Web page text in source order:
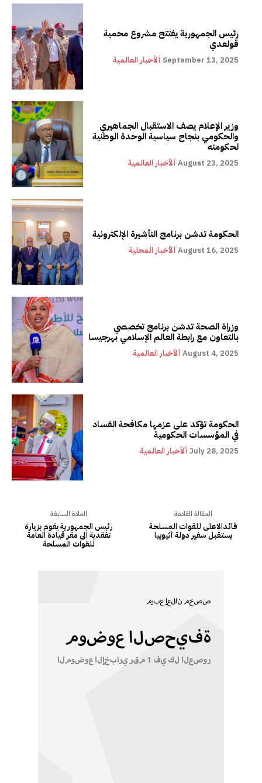
رئيس الجمهورية يفتتح مشروع محمية
قولعدي
ألأخبار العالمية September 13, 2025
وزير الإعلام يصف الاستقبال الجماهيري
والحكومي بنجاح سياسية الوحدة الوطنية
لحكومته
ألأخبار العالمية August 23, 2025
الحكومة تدشن برنامج التأشيرة الإلكترونية
ألأخبار المحلية August 16, 2025
وزراة الصحة تدشن برنامج تخصصي
بالتعاون مع رابطة العالم الإسلامي بهرجيسا
ألأخبار العالمية August 4, 2025
الحكومة تؤكد على عزمها مكافحة الفساد
في المؤسسات الحكومية
ألأخبار العالمية July 28, 2025
المادة السابقة
رئيس الجمهورية يقوم بزيارة
تفقدية الى مقر قيادة العامة
للقوات المسلحة
المقالة القادمة
قائدالاعلى للقوات المسلحة
يستقبل سفير دولة أثيوبيا